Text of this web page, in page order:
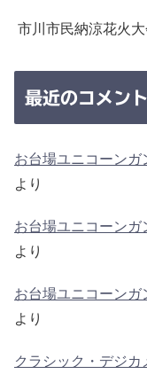
市川市民納涼花火大
最近のコメント
お台場ユニコーンガ
より
お台場ユニコーンガ
より
お台場ユニコーンガ
より
クラシック・デジカ